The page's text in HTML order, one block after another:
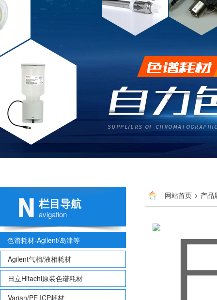
栏目导航
avigation
色谱耗材-Agilent/岛津等
Agilent气相/液相耗材
日立Hitachi原装色谱耗材
Varian/PE ICP耗材
网站首页 > 产品